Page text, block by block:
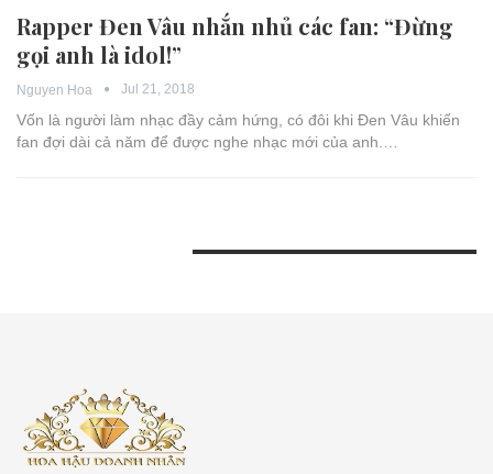
Rapper Đen Vâu nhắn nhủ các fan: “Đừng
gọi anh là idol!”
Nguyen Hoa Jul 21, 2018
Vốn là người làm nhạc đầy cảm hứng, có đôi khi Đen Vâu khiến
fan đợi dài cả năm để được nghe nhạc mới của anh.…